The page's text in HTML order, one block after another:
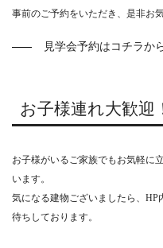
事前のご予約をいただき、是非お
見学会予約はコチラか
お子様連れ大歓迎
お子様がいるご家族でもお気軽に
います。
気になる建物ございましたら、
待ちしております。